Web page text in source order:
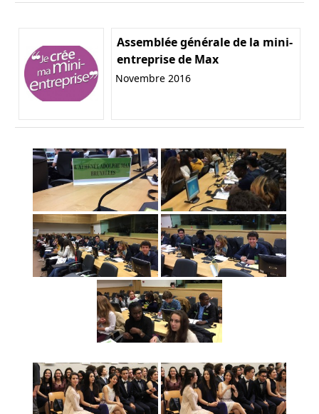
Assemblée générale de la mini-
entreprise de Max
Novembre 2016